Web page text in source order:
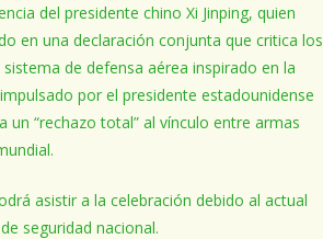
del presidente chino Xi Jinping, quien
en una declaración conjunta que critica los
de defensa aérea inspirado en la
por el presidente estadounidense
un “rechazo total” al vínculo entre armas
asistir a la celebración debido al actual
seguridad nacional.